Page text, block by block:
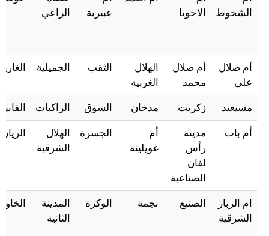
الشخوط
الاحويا
عبيرية
الراعي
أم صلال
على
أم صلال
محمد
الهلال
الغربية
الثقب الجميلية
مسيعيد زكريت مدخان السوق الراكيات القابية
أم باب
مدينة
رأس
لفان
الصناعية
أم
غويلينة
الجسرة
الهلال
الشرقية
الريان
ام الزبار
الشرقية
الصنيع نجمة الوكرة
المدينة
الثانية
الخاور